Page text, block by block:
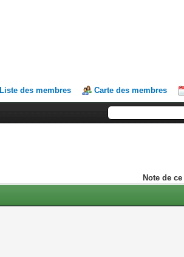
Liste des membres Carte des membres
Note de